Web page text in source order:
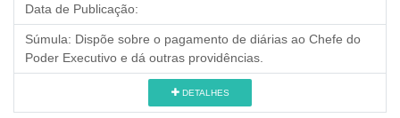
Data de Publicação:
Súmula: Dispõe sobre o pagamento de diárias ao Chefe do
Poder Executivo e dá outras providências.
DETALHES